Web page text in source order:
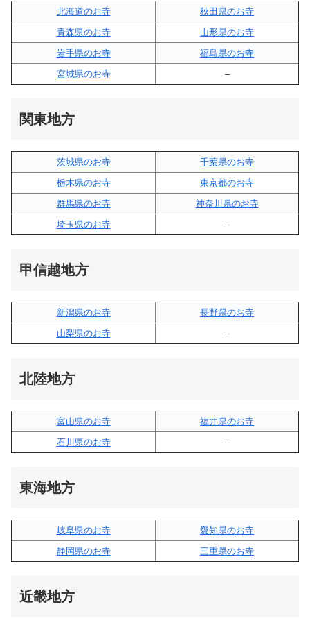
北海道のお寺
秋田県のお寺
青森県のお寺
山形県のお寺
岩手県のお寺
福島県のお寺
宮城県のお寺
–
関東地方
茨城県のお寺
千葉県のお寺
栃木県のお寺
東京都のお寺
群馬県のお寺
神奈川県のお寺
埼玉県のお寺
–
甲信越地方
新潟県のお寺
長野県のお寺
山梨県のお寺
–
北陸地方
富山県のお寺
福井県のお寺
石川県のお寺
–
東海地方
岐阜県のお寺
愛知県のお寺
静岡県のお寺
三重県のお寺
近畿地方